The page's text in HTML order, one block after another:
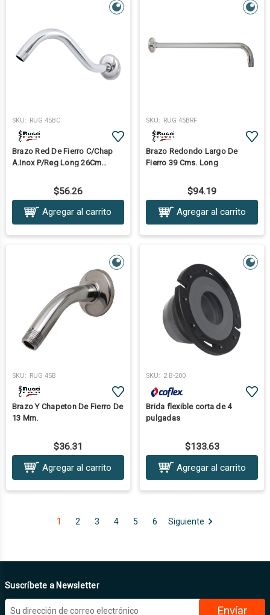
SKU: RUG 45BC
Brazo Red De Fierro C/Chap
A.Inox P/Reg Long 26Cm
$56.26
Agregar al carrito
SKU: RUG 45BRF
Brazo Redondo Largo De
Fierro 39 Cms. Long
$94.19
Agregar al carrito
SKU: RUG 45B
Brazo Y Chapeton De Fierro De
13 Mm.
$36.31
Agregar al carrito
SKU: 2 B-200
Brida flexible corta de 4
pulgadas
$133.63
Agregar al carrito
1 2 3 4 5 6 Siguiente
Suscríbete a Newsletter